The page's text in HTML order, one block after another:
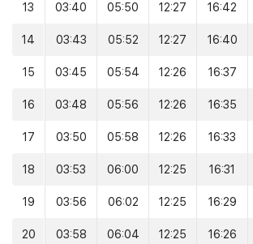
13 03:40 05:50 12:27 16:42
14 03:43 05:52 12:27 16:40
15 03:45 05:54 12:26 16:37
16 03:48 05:56 12:26 16:35
17 03:50 05:58 12:26 16:33
18 03:53 06:00 12:25 16:31
19 03:56 06:02 12:25 16:29
20 03:58 06:04 12:25 16:26